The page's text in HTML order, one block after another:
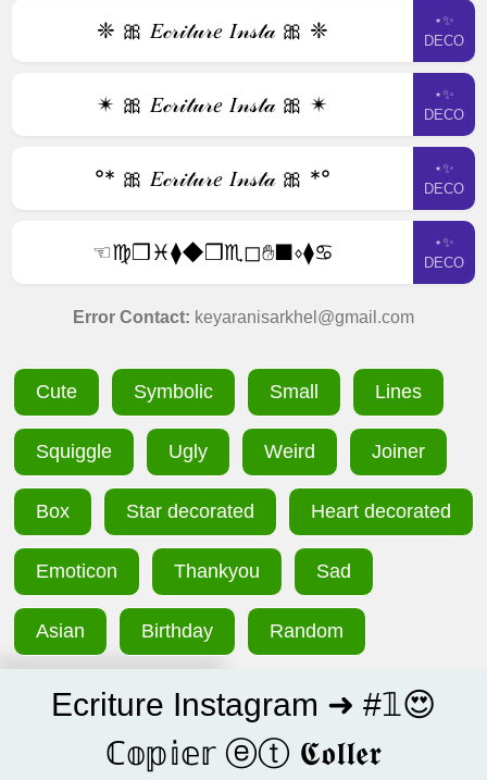
❈ 🎀 𝐸𝒸𝓇𝒾𝓉𝓊𝓇𝑒 𝐼𝓃𝓈𝓉𝒶 🎀 ❈
⋆✨
DECO
✴ 🎀 𝐸𝒸𝓇𝒾𝓉𝓊𝓇𝑒 𝐼𝓃𝓈𝓉𝒶 🎀 ✴
⋆✨
DECO
°* 🎀 𝐸𝒸𝓇𝒾𝓉𝓊𝓇𝑒 𝐼𝓃𝓈𝓉𝒶 🎀 *°
⋆✨
DECO
☜︎♍︎❒︎♓︎⧫︎◆︎❒︎♏︎◻︎✋︎■︎⬧︎⧫︎♋︎
⋆✨
DECO
Error Contact: keyaranisarkhel@gmail.com
Cute Symbolic Small Lines
Squiggle Ugly Weird Joiner
Box Star decorated Heart decorated
Emoticon Thankyou Sad
Asian Birthday Random
Ecriture Instagram ➜ #𝟙😍
ℂ𝕠𝕡𝕚𝕖𝕣 ⓔⓣ 𝕮𝖔𝖑𝖑𝖊𝖗